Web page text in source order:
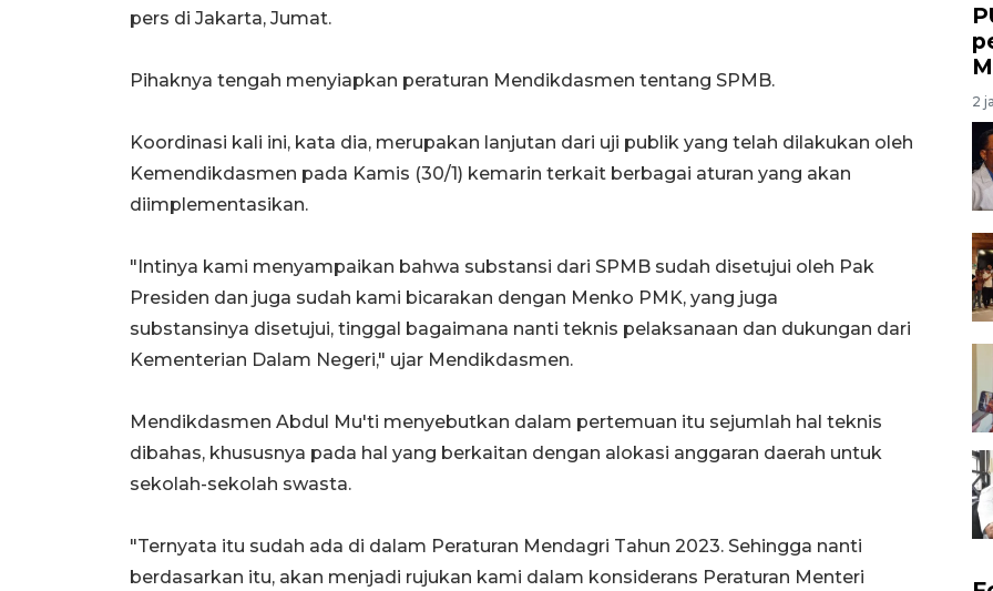
pers di Jakarta, Jumat.
Pihaknya tengah menyiapkan peraturan Mendikdasmen tentang SPMB.
Koordinasi kali ini, kata dia, merupakan lanjutan dari uji publik yang telah dilakukan oleh
Kemendikdasmen pada Kamis (30/1) kemarin terkait berbagai aturan yang akan
diimplementasikan.
"Intinya kami menyampaikan bahwa substansi dari SPMB sudah disetujui oleh Pak
Presiden dan juga sudah kami bicarakan dengan Menko PMK, yang juga
substansinya disetujui, tinggal bagaimana nanti teknis pelaksanaan dan dukungan dari
Kementerian Dalam Negeri," ujar Mendikdasmen.
Mendikdasmen Abdul Mu'ti menyebutkan dalam pertemuan itu sejumlah hal teknis
dibahas, khususnya pada hal yang berkaitan dengan alokasi anggaran daerah untuk
sekolah-sekolah swasta.
"Ternyata itu sudah ada di dalam Peraturan Mendagri Tahun 2023. Sehingga nanti
berdasarkan itu, akan menjadi rujukan kami dalam konsiderans Peraturan Menteri
2